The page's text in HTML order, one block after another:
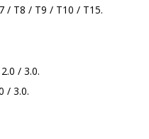
/ T8 / T9 / T10 / T15.
/ 3.0.
/ 3.0.